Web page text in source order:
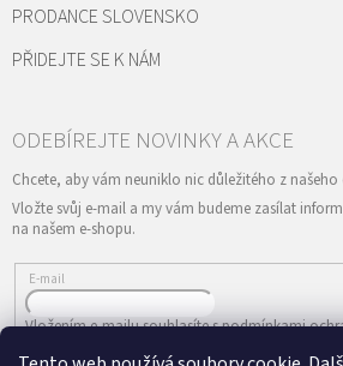
PRODANCE SLOVENSKO
PŘIDEJTE SE K NÁM
Vložte svůj e-mail a my vám budeme zasílat
na našem e-shopu.
E-mail
Vložením e-mailu souhlasíte spodmínkami